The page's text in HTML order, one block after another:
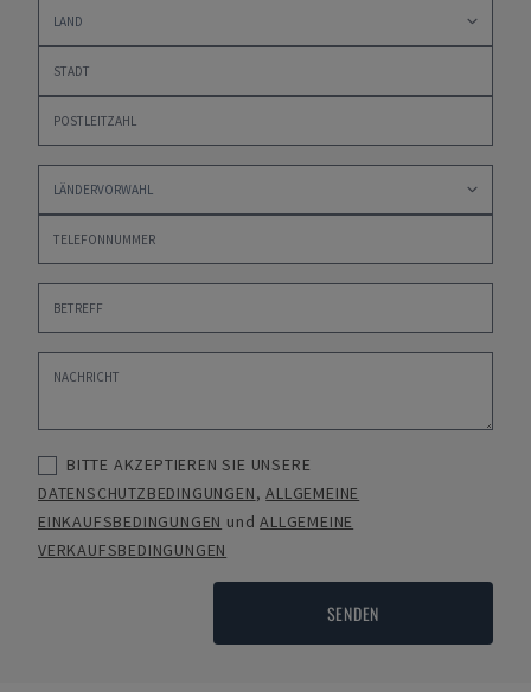
BITTE AKZEPTIEREN SIE UNSERE
DATENSCHUTZBEDINGUNGEN,ALLGEMEINE
EINKAUFSBEDINGUNGEN undALLGEMEINE
VERKAUFSBEDINGUNGEN
SENDEN